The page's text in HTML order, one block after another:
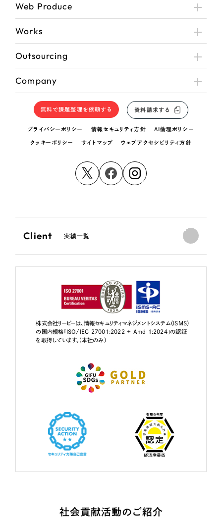
Web Produce
Works
Outsourcing
Company
無料で課題整理を依頼する 資料請求する
プライバシーポリシー 情報セキュリティ方針 AI倫理ポリシー
クッキーポリシー サイトマップ ウェブアクセシビリティ方針
Client 実績一覧
株式会社リーピーは、情報セキュリティマネジメントシステム（ISMS）
の国内規格「ISO/IEC 27001:2022 + Amd 1:2024」の認証
を取得しています。（本社のみ）
社会貢献活動のご紹介